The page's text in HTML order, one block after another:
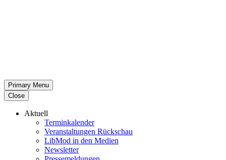
Primary Menu
Close
Aktuell
Termin­ka­lender
Veran­stal­tungen Rückschau
LibMod in den Medien
Newsletter